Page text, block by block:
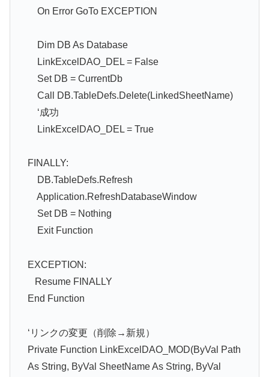
On Error GoTo EXCEPTION
Dim DB As Database
LinkExcelDAO_DEL = False
Set DB = CurrentDb
Call DB.TableDefs.Delete(LinkedSheetName)
‘成功
LinkExcelDAO_DEL = True
FINALLY:
DB.TableDefs.Refresh
Application.RefreshDatabaseWindow
Set DB = Nothing
Exit Function
EXCEPTION:
Resume FINALLY
End Function
‘リンクの変更（削除→新規）
Private Function LinkExcelDAO_MOD(ByVal Path
As String, ByVal SheetName As String, ByVal